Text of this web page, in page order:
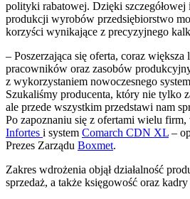
polityki rabatowej. Dzięki szczegółowej
produkcji wyrobów przedsiębiorstwo
korzyści wynikające z precyzyjnego
– Poszerzająca się oferta, coraz
pracowników oraz zasobów
z wykorzystaniem nowoczesnego
Szukaliśmy producenta, który nie tylko
ale przede wszystkim przedstawi nam
Po zapoznaniu się z ofertami wielu
Infortes i system Comarch CDN XL –
Prezes Zarządu Boxmet.
Zakres wdrożenia objął działalność
sprzedaż, a także księgowość oraz kadry